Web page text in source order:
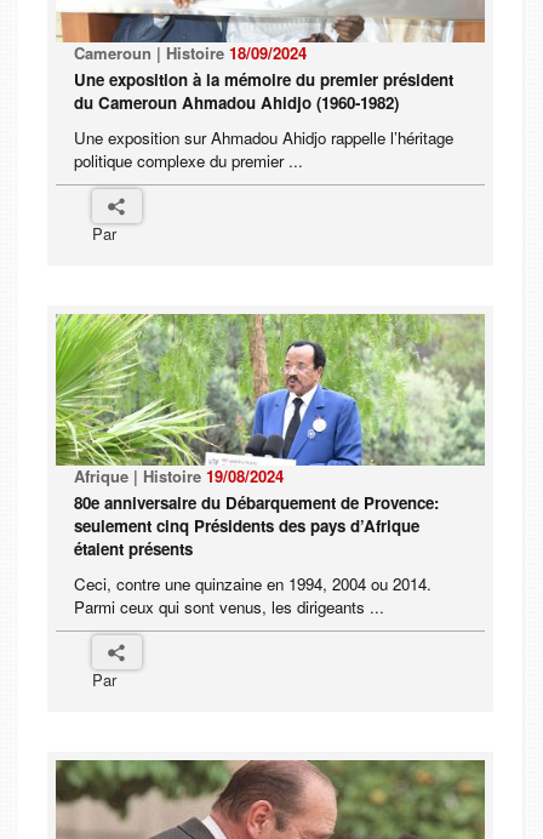
Cameroun | Histoire 18/09/2024
Une exposition à la mémoire du premier président
du Cameroun Ahmadou Ahidjo (1960-1982)
Une exposition sur Ahmadou Ahidjo rappelle l’héritage
politique complexe du premier ...
Par
Afrique | Histoire 19/08/2024
80e anniversaire du Débarquement de Provence:
seulement cinq Présidents des pays d’Afrique
étaient présents
Ceci, contre une quinzaine en 1994, 2004 ou 2014.
Parmi ceux qui sont venus, les dirigeants ...
Par